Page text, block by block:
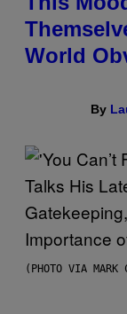
World
By
(PHOTO VIA MARK